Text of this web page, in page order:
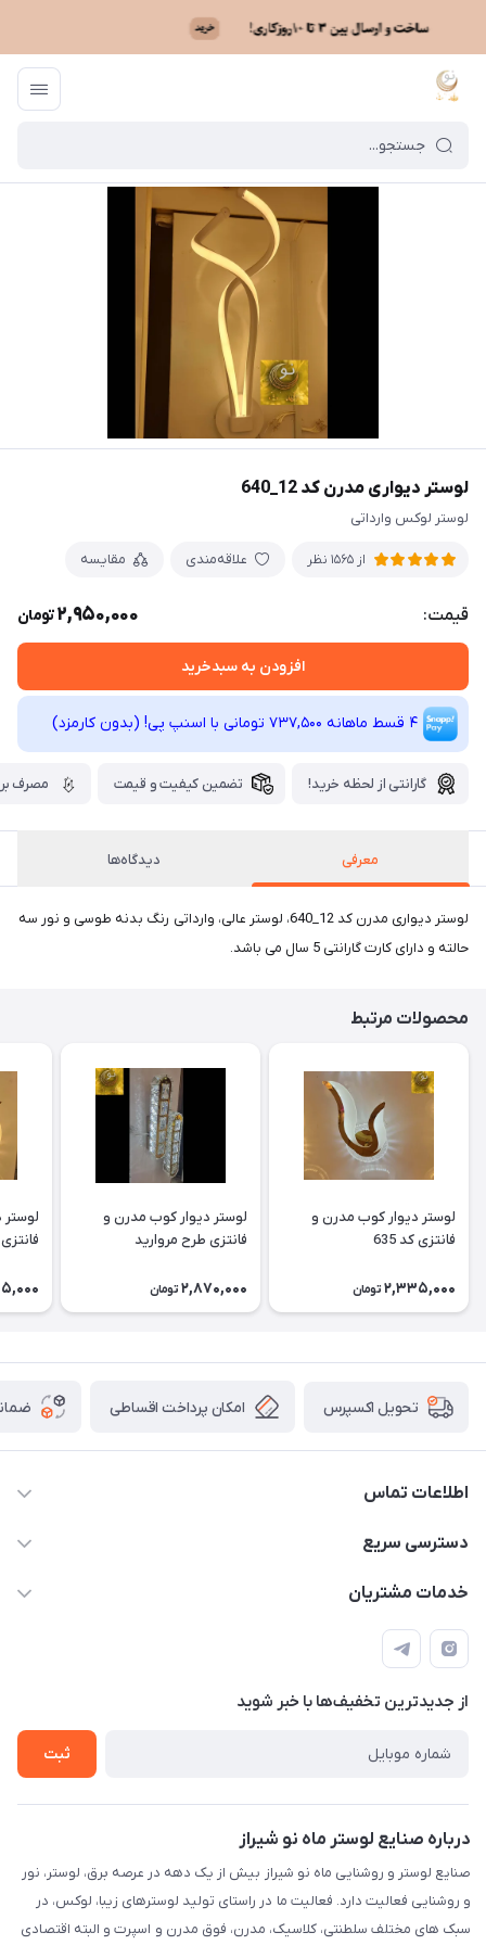
ماه نو / فهرست محصولات
لوستر دیواری مدرن کد 12_640
لوستر لوکس وارداتی
از 1565 نظر علاقه‌مندی مقایسه
قیمت: 2,950,000تومان
افزودن به سبدخرید
4 قسط ماهانه 737,500 تومانی با اسنپ ‌پی! (بدون کارمزد)
گارانتی از لحظه خرید! تضمین کیفیت و قیمت مصرف
معرفی دیدگاه‌ها
لوستر دیواری مدرن کد 12_640، لوستر عالی، وارداتی رنگ بدنه طوسی و نور سه
حالته و دارای کارت گارانتی 5 سال می باشد.
محصولات مرتبط
لوستر دیوار کوب مدرن و
فانتزی کد 635
2,335,000 تومان
لوستر دیوار کوب مدرن و
فانتزی طرح مروارید
2,870,000 تومان
فانتزی
تحویل اکسپرس امکان پرداخت اقساطی
اطلاعات تماس
09171115348
طبقه همکف واحد 131
دسترسی سریع
مجله فروشگاه
درباره ما
تماس با ما
خدمات مشتریان
قوانین و مقررات
حریم خصوصی
راهنما
از جدید‌ترین تخفیف‌ها با‌ خبر شوید
ثبت
درباره صنایع لوستر ماه نو شیراز
صنایع لوستر و روشنایی ماه نو شیراز بیش از یک دهه در عرصه برق، لوستر، نور
و روشنایی فعالیت دارد. فعالیت ما در راستای تولید لوسترهای زیبا، لوکس، در
سبک های مختلف سلطنتی، کلاسیک، مدرن، فوق مدرن و اسپرت و البته اقتصادی